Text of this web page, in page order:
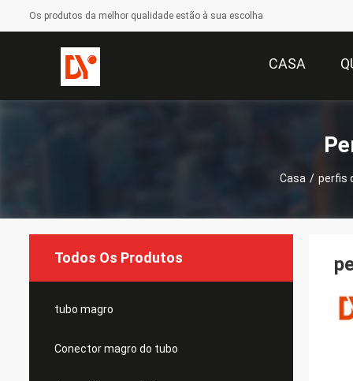
Os produtos da melhor qualidade estão à sua escolha
CASA
Casa / perfis
Todos Os Produtos
tubo magro
Conector magro do tubo